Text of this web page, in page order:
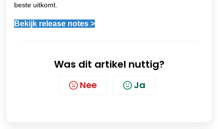
beste uitkomt.
Bekijk release notes >
Was dit artikel nuttig?
Nee Ja